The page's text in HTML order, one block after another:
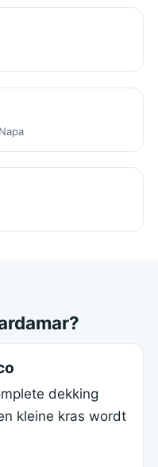
dekking
kleine kras wordt